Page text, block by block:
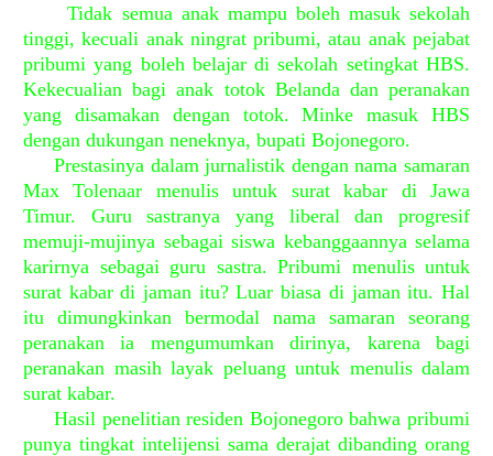
Tidak semua anak mampu boleh masuk sekolah
tinggi, kecuali anak ningrat pribumi, atau anak pejabat
pribumi yang boleh belajar di sekolah setingkat HBS.
Kekecualian bagi anak totok Belanda dan peranakan
yang disamakan dengan totok. Minke masuk HBS
dengan dukungan neneknya, bupati Bojonegoro.
Prestasinya dalam jurnalistik dengan nama samaran
Max Tolenaar menulis untuk surat kabar di Jawa
Timur. Guru sastranya yang liberal dan progresif
memuji-mujinya sebagai siswa kebanggaannya selama
karirnya sebagai guru sastra. Pribumi menulis untuk
surat kabar di jaman itu? Luar biasa di jaman itu. Hal
itu dimungkinkan bermodal nama samaran seorang
peranakan ia mengumumkan dirinya, karena bagi
peranakan masih layak peluang untuk menulis dalam
surat kabar.
Hasil penelitian residen Bojonegoro bahwa pribumi
punya tingkat intelijensi sama derajat dibanding orang